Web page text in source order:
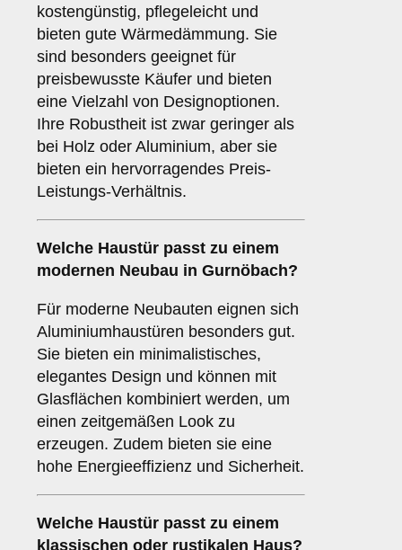
kostengünstig, pflegeleicht und
bieten gute Wärmedämmung. Sie
sind besonders geeignet für
preisbewusste Käufer und bieten
eine Vielzahl von Designoptionen.
Ihre Robustheit ist zwar geringer als
bei Holz oder Aluminium, aber sie
bieten ein hervorragendes Preis-
Leistungs-Verhältnis.
Welche Haustür passt zu einem
modernen Neubau in Gurnöbach?
Für moderne Neubauten eignen sich
Aluminiumhaustüren besonders gut.
Sie bieten ein minimalistisches,
elegantes Design und können mit
Glasflächen kombiniert werden, um
einen zeitgemäßen Look zu
erzeugen. Zudem bieten sie eine
hohe Energieeffizienz und Sicherheit.
Welche Haustür passt zu einem
klassischen oder rustikalen Haus?